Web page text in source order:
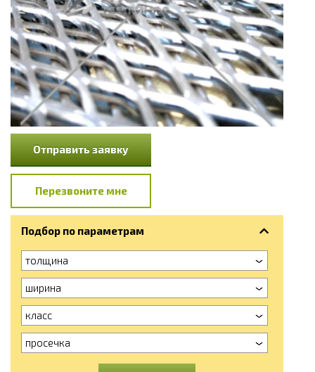
Отправить заявку
Перезвоните мне
Подбор по параметрам
толщина
ширина
класс
просечка